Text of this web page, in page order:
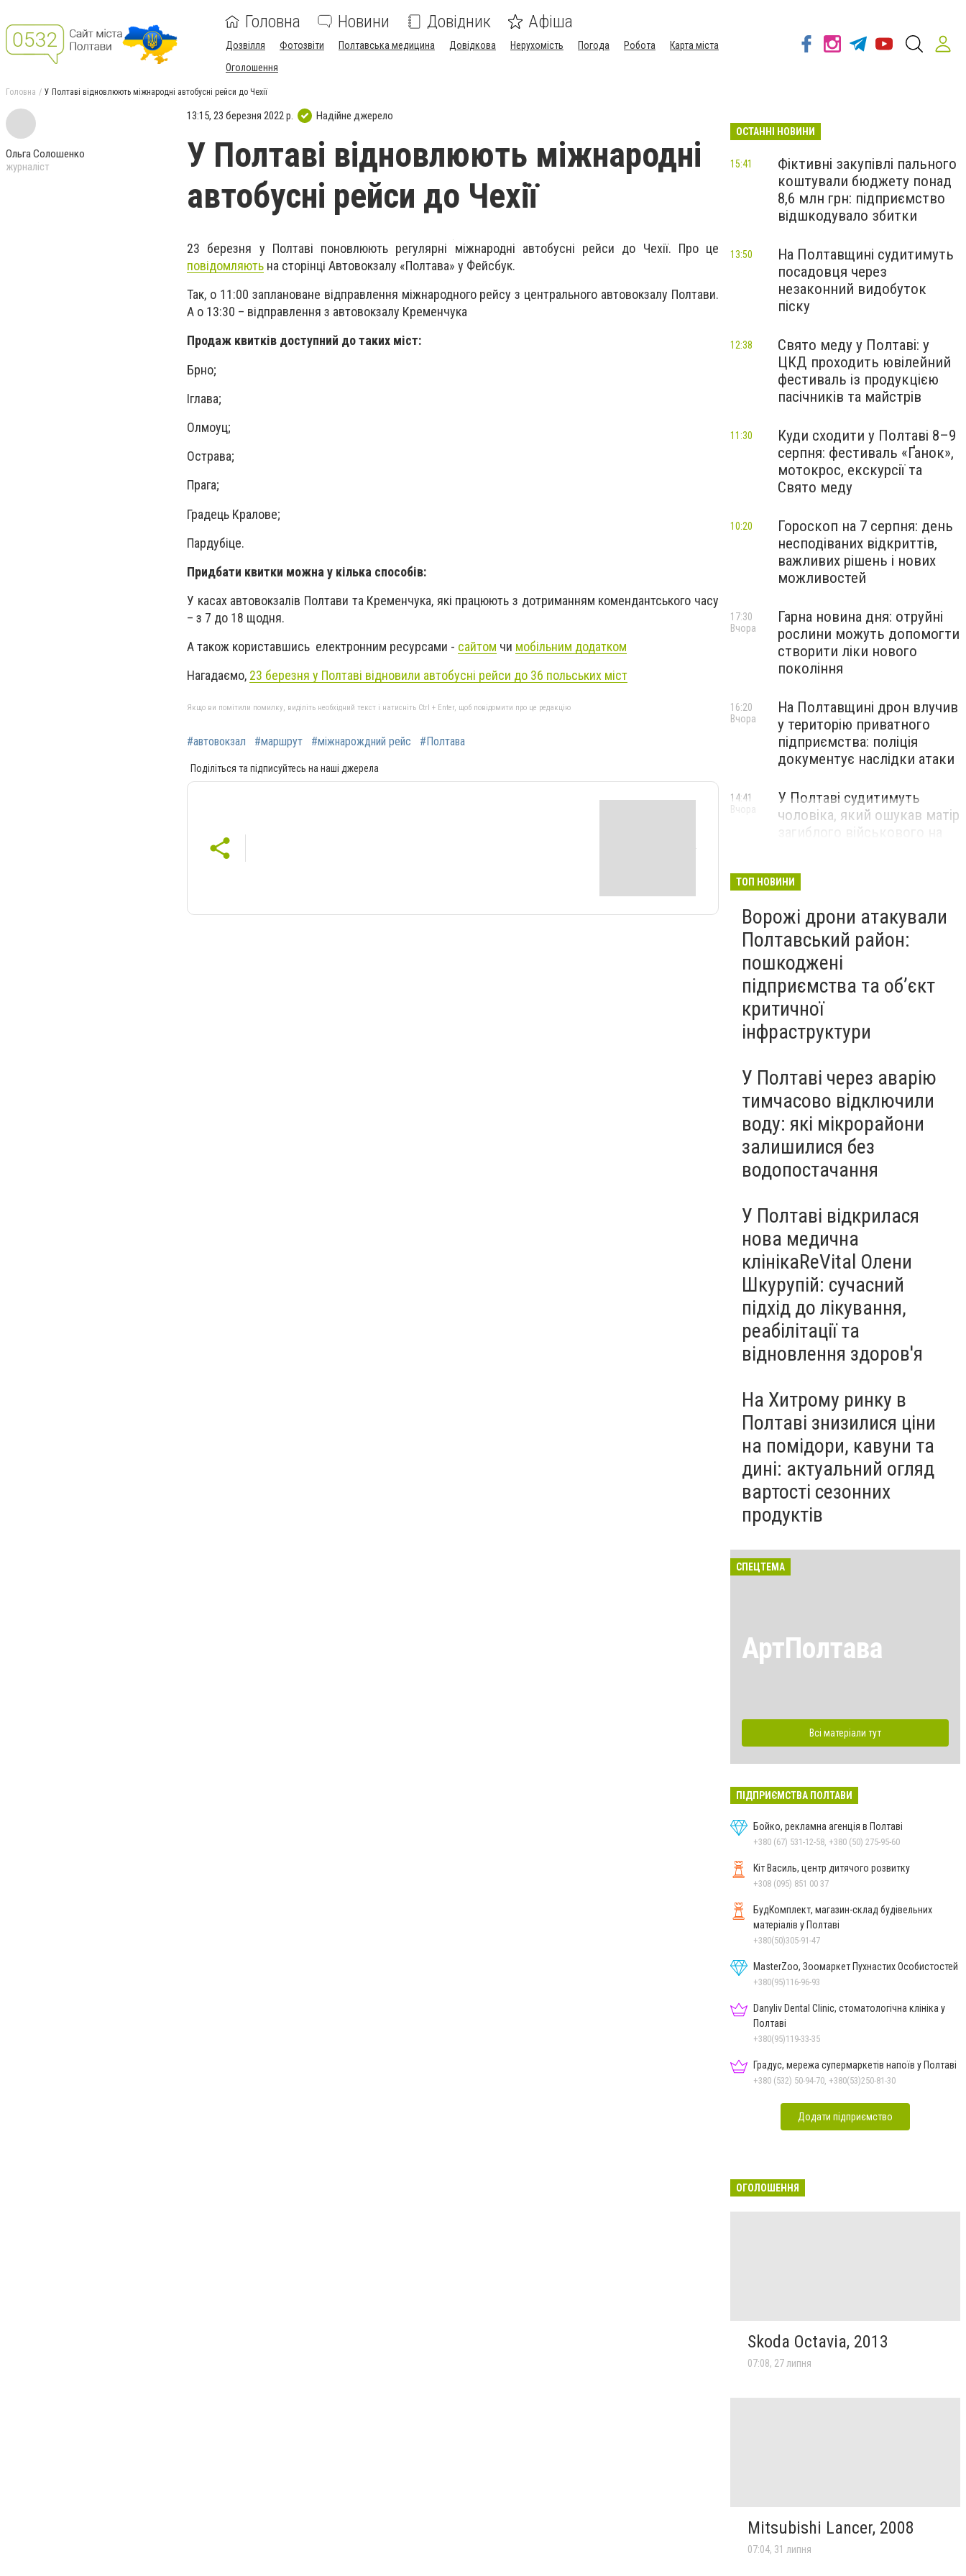
Головна Новини Довідник Афіша
Дозвілля Фотозвіти Полтавська медицина Довідкова Нерухомість Погода Робота
Карта міста
Оголошення
Головна У Полтаві відновлюють міжнародні автобусні рейси до Чехії
Ольга Солошенко
журналіст
13:15, 23 березня 2022 р. Надійне джерело
У Полтаві відновлюють міжнародні
автобусні рейси до Чехії
23 березня у Полтаві поновлюють регулярні міжнародні автобусні рейси до Чехії. Про це
повідомляють на сторінці Автовокзалу «Полтава» у Фейсбук.
Так, о 11:00 заплановане відправлення міжнародного рейсу з центрального автовокзалу Полтави.
А о 13:30 – відправлення з автовокзалу Кременчука
Продаж квитків доступний до таких міст:
Брно;
Іглава;
Олмоуц;
Острава;
Прага;
Градець Кралове;
Пардубіце.
Придбати квитки можна у кілька способів:
У касах автовокзалів Полтави та Кременчука, які працюють з дотриманням комендантського часу
– з 7️ до 1️8️ щодня.
А також користавшись електронним ресурсами - сайтом чи мобільним додатком
Нагадаємо, 23 березня у Полтаві відновили автобусні рейси до 36 польських міст
Якщо ви помітили помилку, виділіть необхідний текст і натисніть Ctrl + Enter, щоб повідомити про це редакцію
#автовокзал #маршрут #міжнарождний рейс #Полтава
Поділіться та підписуйтесь на наші джерела
ОСТАННІ НОВИНИ
Фіктивні закупівлі пального
коштували бюджету понад
8,6 млн грн: підприємство
відшкодувало збитки
15:41
На Полтавщині судитимуть
посадовця через
незаконний видобуток
піску
13:50
Свято меду у Полтаві: у
ЦКД проходить ювілейний
фестиваль із продукцією
пасічників та майстрів
12:38
Куди сходити у Полтаві 8–9
серпня: фестиваль «Ґанок»,
мотокрос, екскурсії та
Свято меду
11:30
Гороскоп на 7 серпня: день
несподіваних відкриттів,
важливих рішень і нових
можливостей
10:20
Гарна новина дня: отруйні
рослини можуть допомогти
створити ліки нового
покоління
17:30
Вчора
На Полтавщині дрон влучив
у територію приватного
підприємства: поліція
документує наслідки атаки
16:20
Вчора
У Полтаві судитимуть
чоловіка, який ошукав матір
загиблого військового на
14:41
Вчора
ТОП НОВИНИ
Ворожі дрони атакували
Полтавський район:
пошкоджені
підприємства та об’єкт
критичної
інфраструктури
У Полтаві через аварію
тимчасово відключили
воду: які мікрорайони
залишилися без
водопостачання
У Полтаві відкрилася
нова медична
клінікаReVital Олени
Шкурупій: сучасний
підхід до лікування,
реабілітації та
відновлення здоров'я
На Хитрому ринку в
Полтаві знизилися ціни
на помідори, кавуни та
дині: актуальний огляд
вартості сезонних
продуктів
СПЕЦТЕМА
АртПолтава
Всі матеріали тут
ПІДПРИЄМСТВА ПОЛТАВИ
Бойко, рекламна агенція в Полтаві
+380 (67) 531-12-58, +380 (50) 275-95-60
Кіт Василь, центр дитячого розвитку
+308 (095) 851 00 37
БудКомплект, магазин-склад будівельних
матеріалів у Полтаві
+380(50)305-91-47
MasterZoo, Зоомаркет Пухнастих Особистостей
+380(95)116-96-93
Danyliv Dental Clinic, стоматологічна клініка у
Полтаві
+380(95)119-33-35
Градус, мережа супермаркетів напоїв у Полтаві
+380 (532) 50-94-70, +380(53)250-81-30
Додати підприємство
ОГОЛОШЕННЯ
Skoda Octavia, 2013
07:08, 27 липня
Mitsubishi Lancer, 2008
07:04, 31 липня